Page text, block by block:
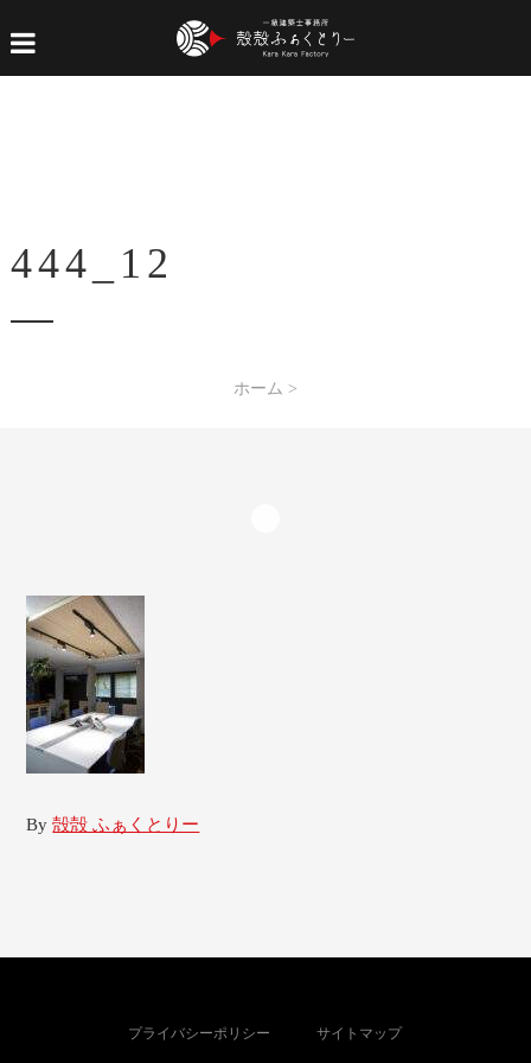
444_12
ホーム >
By殻殻 ふぁくとりー
プライバシーポリシー サイトマップ